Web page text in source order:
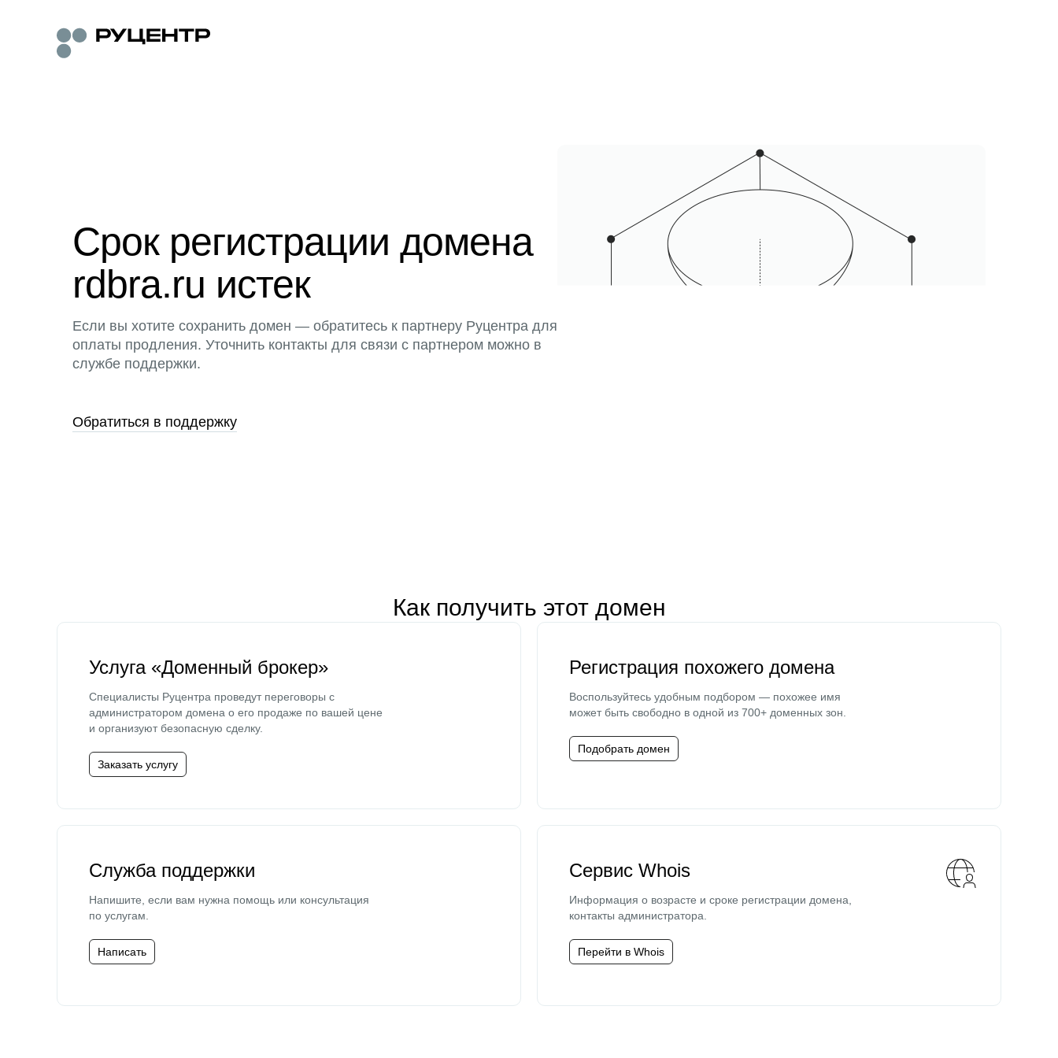
Срок регистрации домена
rdbra.ru истек
Если вы хотите сохранить домен — обратитесь к партнеру Руцентра для
оплаты продления. Уточнить контакты для связи с партнером можно в
службе поддержки.
Обратиться в поддержку
Как получить этот домен
Услуга «Доменный брокер»
Специалисты Руцентра проведут переговоры с
администратором домена о его продаже по вашей цене
и организуют безопасную сделку.
Заказать услугу
Регистрация похожего домена
Воспользуйтесь удобным подбором — похожее имя
может быть свободно в одной из 700+ доменных зон.
Подобрать домен
Служба поддержки
Напишите, если вам нужна помощь или консультация
по услугам.
Написать
Сервис Whois
Информация о возрасте и сроке регистрации домена,
контакты администратора.
Перейти в Whois